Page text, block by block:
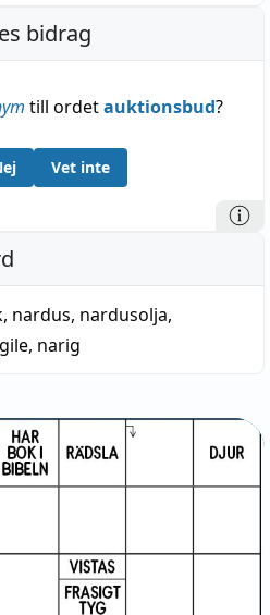
bidrag
till ordetauktionsbud?
Vet inte
, nardus, nardusolja,
, narig